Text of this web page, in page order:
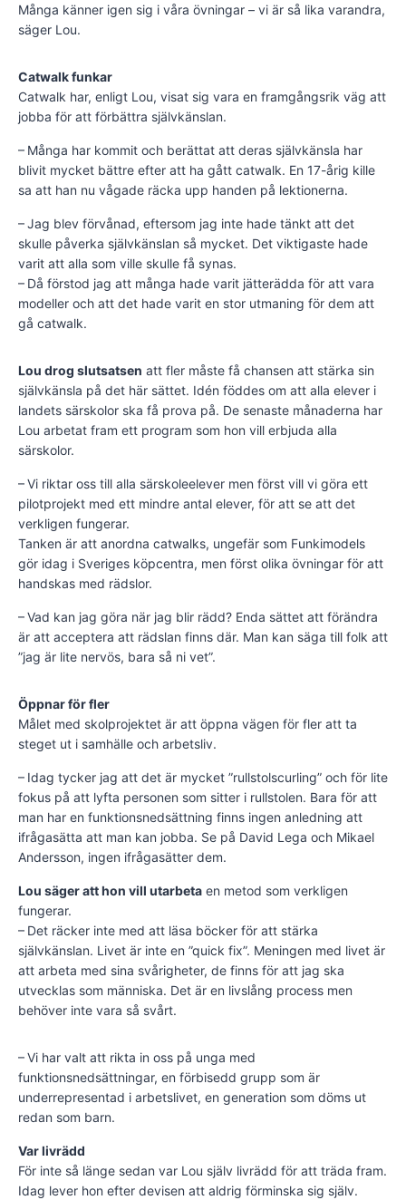
Många känner igen sig i våra övningar – vi är så lika varandra,
säger Lou.
Catwalk funkar
Catwalk har, enligt Lou, visat sig vara en framgångsrik väg att
jobba för att förbättra självkänslan.
– Många har kommit och berättat att deras självkänsla har
blivit mycket bättre efter att ha gått catwalk. En 17-årig kille
sa att han nu vågade räcka upp handen på lektionerna.
– Jag blev förvånad, eftersom jag inte hade tänkt att det
skulle påverka självkänslan så mycket. Det viktigaste hade
varit att alla som ville skulle få synas.
– Då förstod jag att många hade varit jätterädda för att vara
modeller och att det hade varit en stor utmaning för dem att
gå catwalk.
Lou drog slutsatsen att fler måste få chansen att stärka sin
självkänsla på det här sättet. Idén föddes om att alla elever i
landets särskolor ska få prova på. De senaste månaderna har
Lou arbetat fram ett program som hon vill erbjuda alla
särskolor.
– Vi riktar oss till alla särskoleelever men först vill vi göra ett
pilotprojekt med ett mindre antal elever, för att se att det
verkligen fungerar.
Tanken är att anordna catwalks, ungefär som Funkimodels
gör idag i Sveriges köpcentra, men först olika övningar för att
handskas med rädslor.
– Vad kan jag göra när jag blir rädd? Enda sättet att förändra
är att acceptera att rädslan finns där. Man kan säga till folk att
”jag är lite nervös, bara så ni vet”.
Öppnar för fler
Målet med skolprojektet är att öppna vägen för fler att ta
steget ut i samhälle och arbetsliv.
– Idag tycker jag att det är mycket ”rullstolscurling” och för lite
fokus på att lyfta personen som sitter i rullstolen. Bara för att
man har en funktionsnedsättning finns ingen anledning att
ifrågasätta att man kan jobba. Se på David Lega och Mikael
Andersson, ingen ifrågasätter dem.
Lou säger att hon vill utarbeta en metod som verkligen
fungerar.
– Det räcker inte med att läsa böcker för att stärka
självkänslan. Livet är inte en ”quick fix”. Meningen med livet är
att arbeta med sina svårigheter, de finns för att jag ska
utvecklas som människa. Det är en livslång process men
behöver inte vara så svårt.
– Vi har valt att rikta in oss på unga med
funktionsnedsättningar, en förbisedd grupp som är
underrepresentad i arbetslivet, en generation som döms ut
redan som barn.
Var livrädd
För inte så länge sedan var Lou själv livrädd för att träda fram.
Idag lever hon efter devisen att aldrig förminska sig själv.